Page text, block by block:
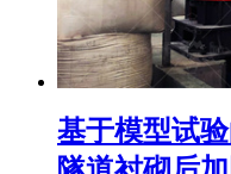
基于模型试